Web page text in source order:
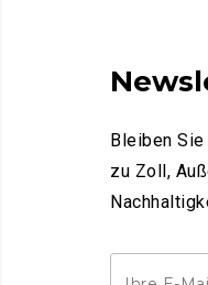
Bleiben
zu Zoll,